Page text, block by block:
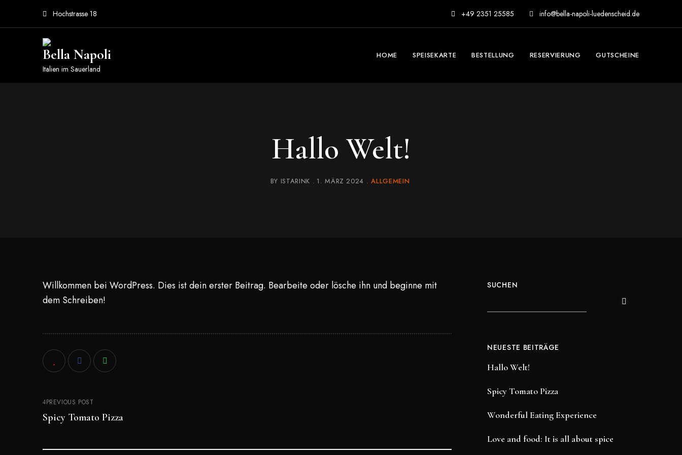
Hochstrasse 18 +49 2351 25585 info@bella-napoli-luedenscheid.de
Bella Napoli
Italien im Sauerland
HOME SPEISEKARTE BESTELLUNG RESERVIERUNG GUTSCHEINE
Hallo Welt!
BY ISTARINK 1. MÄRZ 2024 ALLGEMEIN
Willkommen bei WordPress. Dies ist dein erster Beitrag. Bearbeite oder lösche ihn und beginne mit
dem Schreiben!
PREVIOUS POST
Spicy Tomato Pizza
SUCHEN
NEUESTE BEITRÄGE
Hallo Welt!
Spicy Tomato Pizza
Wonderful Eating Experience
Love and food: It is all about spice